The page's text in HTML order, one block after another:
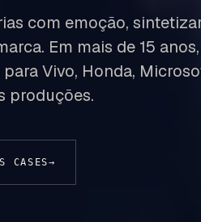
com emoção,
Em mais de 15
para Vivo, Honda,
produções.
CASES→